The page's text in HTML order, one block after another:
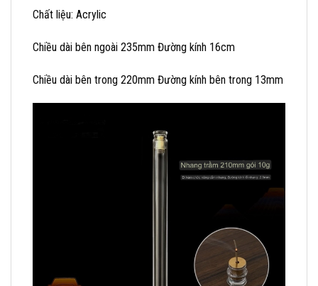
Chất liệu: Acrylic
Chiều dài bên ngoài 235mm Đường kính 16cm
Chiều dài bên trong 220mm Đường kính bên trong 13mm